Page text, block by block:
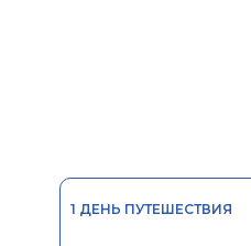
1 ДЕНЬ ПУТЕШЕСТВИЯ